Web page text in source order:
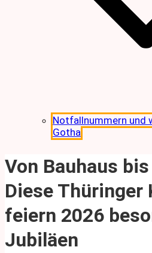
Notfallnummern und
Gotha
Von Bauhaus
Diese Thüringer
feiern 2026
Jubiläen